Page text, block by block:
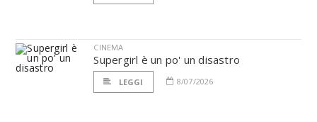
CINEMA
Supergirl è un po' un disastro
LEGGI 8/07/2026